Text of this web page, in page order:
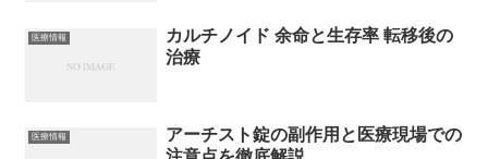
医療情報
カルチノイド 余命と生存率 転移後の
治療
医療情報
アーチスト錠の副作用と医療現場での